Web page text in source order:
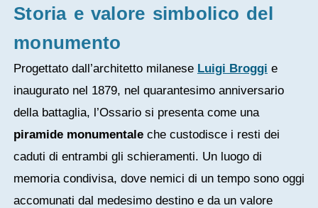
Storia e valore simbolico del
monumento
Progettato dall’architetto milanese Luigi Broggi e
inaugurato nel 1879, nel quarantesimo anniversario
della battaglia, l’Ossario si presenta come una
piramide monumentaleche custodisce i resti dei
caduti di entrambi gli schieramenti. Un luogo di
memoria condivisa, dove nemici di un tempo sono oggi
accomunati dal medesimo destino e da un valore